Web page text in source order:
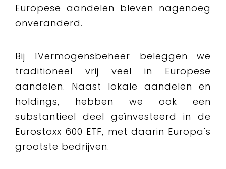
Europese aandelen bleven nagenoeg
onveranderd.
Bij 1Vermogensbeheer beleggen we
traditioneel vrij veel in Europese
aandelen. Naast lokale aandelen en
holdings, hebben we ook een
substantieel deel geïnvesteerd in de
Eurostoxx 600 ETF, met daarin Europa's
grootste bedrijven.